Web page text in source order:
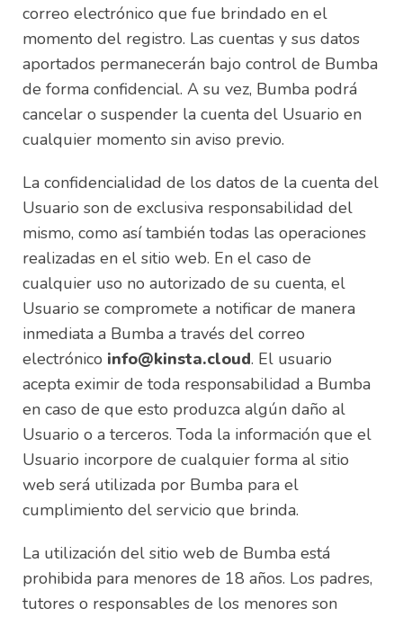
correo electrónico que fue brindado en el
momento del registro. Las cuentas y sus datos
aportados permanecerán bajo control de Bumba
de forma confidencial. A su vez, Bumba podrá
cancelar o suspender la cuenta del Usuario en
cualquier momento sin aviso previo.
La confidencialidad de los datos de la cuenta del
Usuario son de exclusiva responsabilidad del
mismo, como así también todas las operaciones
realizadas en el sitio web. En el caso de
cualquier uso no autorizado de su cuenta, el
Usuario se compromete a notificar de manera
inmediata a Bumba a través del correo
electrónico info@kinsta.cloud. El usuario
acepta eximir de toda responsabilidad a Bumba
en caso de que esto produzca algún daño al
Usuario o a terceros. Toda la información que el
Usuario incorpore de cualquier forma al sitio
web será utilizada por Bumba para el
cumplimiento del servicio que brinda.
La utilización del sitio web de Bumba está
prohibida para menores de 18 años. Los padres,
tutores o responsables de los menores son